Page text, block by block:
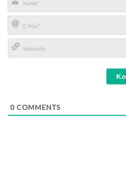
Name*
E-
Mail*
0 COMMENTS